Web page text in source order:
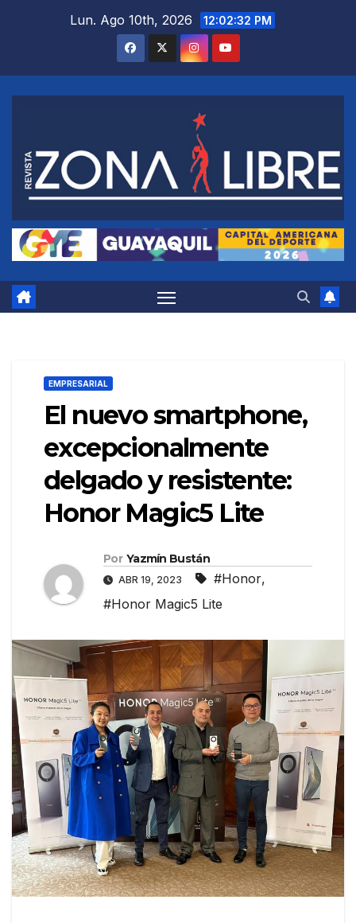
Lun. Ago 10th, 2026 12:02:33 PM
EMPRESARIAL
El nuevo smartphone,
excepcionalmente
delgado y resistente:
Honor Magic5 Lite
Por Yazmín Bustán
ABR 19, 2023 #Honor,
#Honor Magic5 Lite